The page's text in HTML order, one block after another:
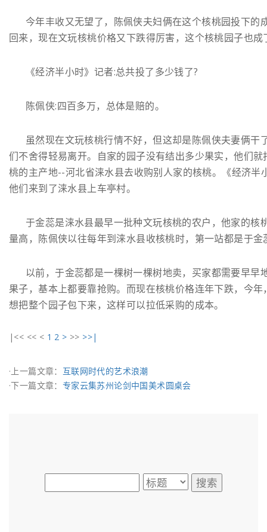
今年丰收又无望了，陈佩侠夫妇俩在这个核桃园投下的
回来，现在文玩核桃价格又下跌得厉害，这个核桃园子也成
《经济半小时》记者:总共投了多少钱了?
陈佩侠:四百多万，总体是赔的。
虽然现在文玩核桃行情不好，但这却是陈佩侠夫妻俩干
们不舍得轻易离开。自家的园子没有结出多少果实，他们就
桃的主产地--河北省涞水县去收购别人家的核桃。《经济半
他们来到了涞水县上车亭村。
于金蕊是涞水县最早一批种文玩核桃的农户，他家的核
量高，陈佩侠以往每年到涞水县收核桃时，第一站都是于金
以前，于金蕊都是一棵树一棵树地卖，买家都需要早早
果子，基本上都要靠抢购。而现在核桃价格连年下跌，今年
想把整个园子包下来，这样可以拉低采购的成本。
|<< << < 1 2 > >> >>|
·上一篇文章： 互联网时代的艺术浪潮
·下一篇文章： 专家云集苏州论剑中国美术圆桌会